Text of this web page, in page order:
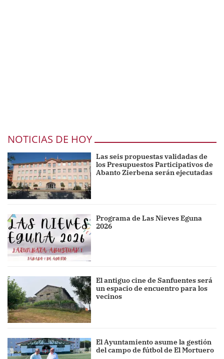
NOTICIAS DE HOY
Las seis propuestas validadas de
los Presupuestos Participativos de
Abanto Zierbena serán ejecutadas
Programa de Las Nieves Eguna
2026
El antiguo cine de Sanfuentes será
un espacio de encuentro para los
vecinos
El Ayuntamiento asume la gestión
del campo de fútbol de El Mortuero